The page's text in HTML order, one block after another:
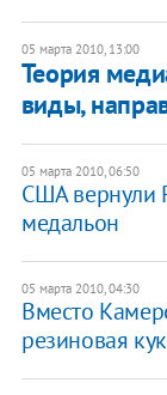
05 марта 2010, 13:00
Теория
виды,
05 марта 2010, 06:50
США вернули
медальон
05 марта 2010, 04:30
Вместо
резиновая